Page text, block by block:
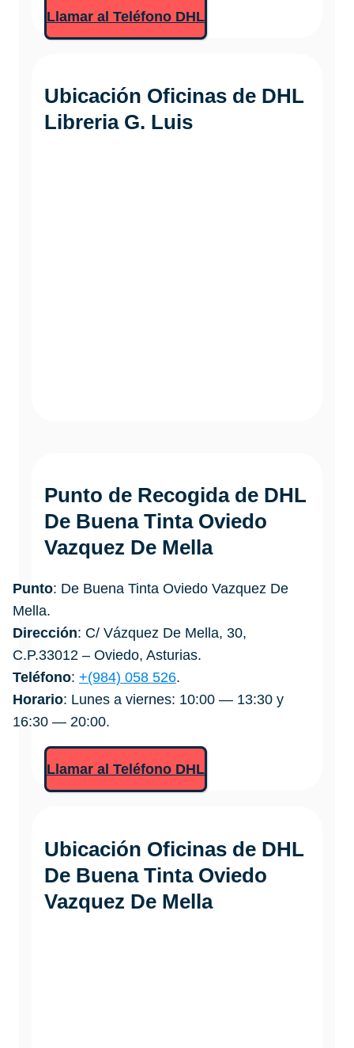
Llamar al Teléfono DHL
Ubicación Oficinas de DHL
Libreria G. Luis
Punto de Recogida de DHL
De Buena Tinta Oviedo
Vazquez De Mella
Punto: De Buena Tinta Oviedo Vazquez De
Mella.
Dirección: C/ Vázquez De Mella, 30,
C.P.33012 – Oviedo, Asturias.
Teléfono: +(984) 058 526.
Horario: Lunes a viernes: 10:00 — 13:30 y
16:30 — 20:00.
Llamar al Teléfono DHL
Ubicación Oficinas de DHL
De Buena Tinta Oviedo
Vazquez De Mella